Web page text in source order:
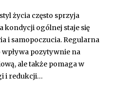
życia często sprzyja
kondycji ogólnej staje się
i samopoczucia. Regularna
pozytywnie na
ale także pomaga w
i redukcji…